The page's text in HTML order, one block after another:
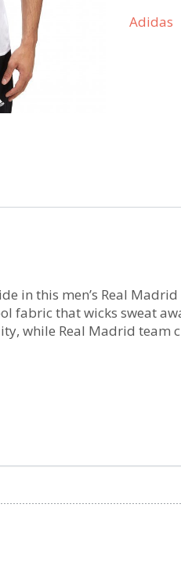
Adidas
in this men’s Real
fabric that wicks sweat
while Real Madrid team